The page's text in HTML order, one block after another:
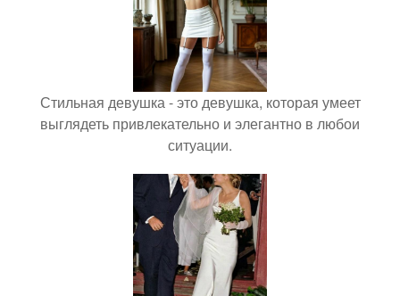
Стильная девушка - это девушка, которая умеет
выглядеть привлекательно и элегантно в любои
ситуации.